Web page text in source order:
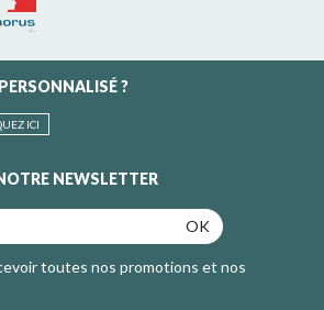
?
ICI
NEWSLETTER
OK
toutes nos promotions et nos